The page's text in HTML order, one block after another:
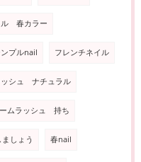
ル 春カラー
プルnail フレンチネイル
ッシュ ナチュラル
ムラッシュ 持ち
しょう 春nail